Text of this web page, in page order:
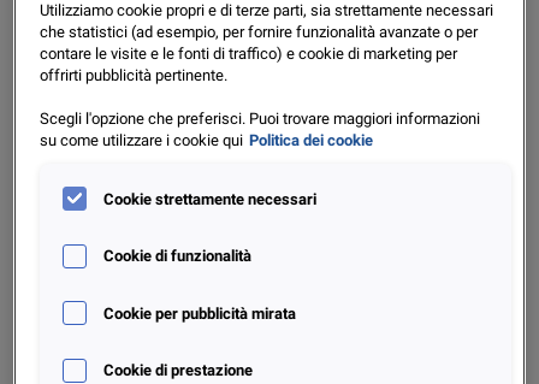
Innovazione del credito nel
mondo digitale
credito digitale: dall’evoluzione deiDigital Wallet
riconoscimento sempre più rapidi e sicuri.
delle frodi: device intelligence, collaborazione tra operatori
preventiva e la protezione del ciclo del credito.
Utilizziamo cookie propri e di terze parti, sia strettamente necessari
che statistici (ad esempio, per fornire funzionalità avanzate o per
contare le visite e le fonti di traffico) e cookie di marketing per
offrirti pubblicità pertinente.
Scegli l'opzione che preferisci. Puoi trovare maggiori informazioni
su come utilizzare i cookie qui Politica dei cookie
Cookie strettamente necessari
Cookie di funzionalità
Cookie per pubblicità mirata
Cookie di prestazione